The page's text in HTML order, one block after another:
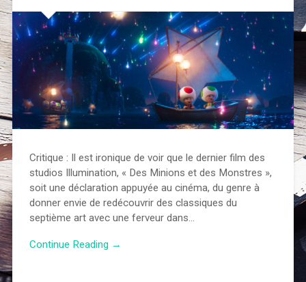
Critique : Il est ironique de voir que le dernier film des
studios Illumination, « Des Minions et des Monstres »,
soit une déclaration appuyée au cinéma, du genre à
donner envie de redécouvrir des classiques du
septième art avec une ferveur dans…
Continue Reading →